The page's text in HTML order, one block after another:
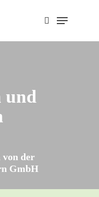
search
Menu
und
von der
GmbH